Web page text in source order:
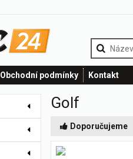
Obchodní podmínky Kontakt
Golf
Doporučujeme